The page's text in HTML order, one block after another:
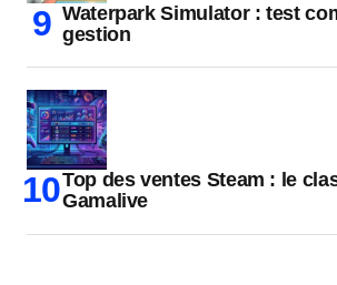
Waterpark Simulator : test
gestion
Top des ventes Steam : le
Gamalive